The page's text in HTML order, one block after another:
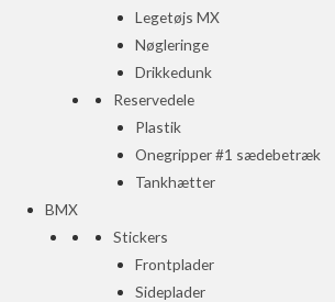
Legetøjs MX
Nøgleringe
Drikkedunk
Reservedele
Plastik
Onegripper #1 sædebetræk
Tankhætter
BMX
Stickers
Frontplader
Sideplader